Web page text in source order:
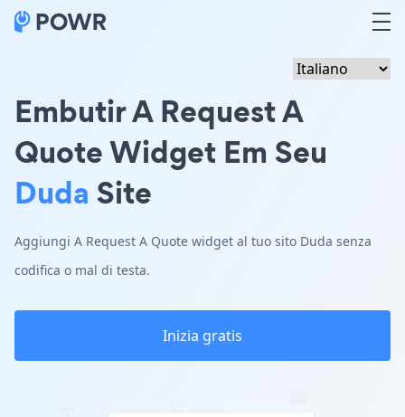
Embutir A Request A
Quote Widget Em Seu
Duda Site
Aggiungi A Request A Quote widget al tuo sito Duda senza
codifica o mal di testa.
Inizia gratis